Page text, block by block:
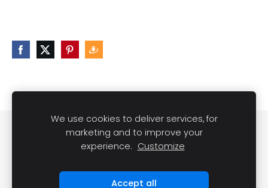
Noteikumi
Kontakti
Sveču lietošanas noteikumi
Sīkdatnes
We use cookies to deliver services, for
marketing and to improve your
experience. Customize
Accept all